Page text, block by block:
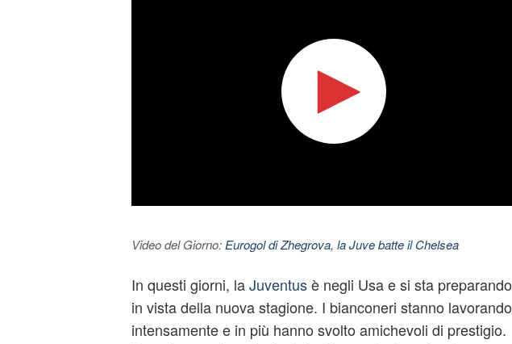
Video del Giorno: Eurogol di Zhegrova, la Juve batte il Chelsea
In questi giorni, laJuventusè negli Usa e si sta preparando
in vista della nuova stagione. I bianconeri stanno lavorando
intensamente e in più hanno svolto amichevoli di prestigio.